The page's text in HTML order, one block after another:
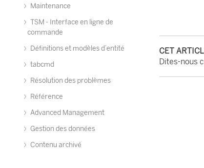
Maintenance
TSM - Interface en ligne de
commande
Définitions et modèles d’entité
tabcmd
Résolution des problèmes
Référence
Advanced Management
Gestion des données
Contenu archivé
CET
Dites-nous